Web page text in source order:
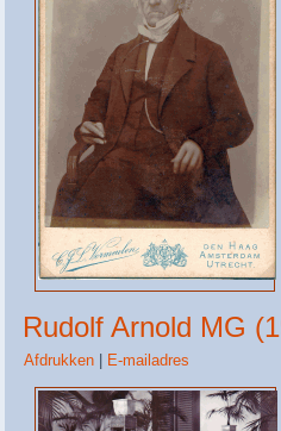
Rudolf Arnold MG
Afdrukken E-mailadres